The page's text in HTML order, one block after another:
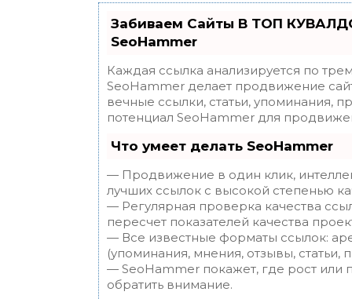
Забиваем Сайты В ТОП
SeoHammer
Каждая ссылка анализируется по
SeoHammer делает продвижение
вечные ссылки, статьи, упоминания,
потенциал SeoHammer для
Что умеет делать SeoHammer
— Продвижение в один клик,
лучших ссылок с высокой степенью
— Регулярная проверка качества
пересчет показателей качества
— Все известные форматы ссылок:
(упоминания, мнения, отзывы, статьи,
— SeoHammer покажет, где рост или
обратить внимание.